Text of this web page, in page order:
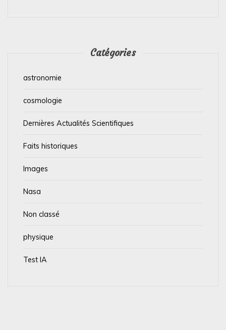
Catégories
astronomie
cosmologie
Dernières Actualités Scientifiques
Faits historiques
Images
Nasa
Non classé
physique
Test IA